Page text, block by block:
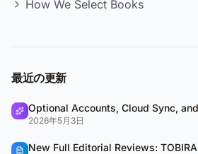
How We Select Books
最近の更新
Optional Accounts, Cloud Sync,
2026年5月3日